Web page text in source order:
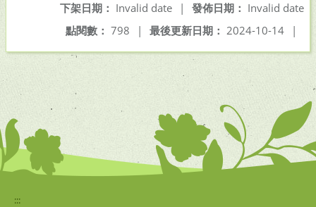
發佈日期： Invalid date
下架日期： Invalid date
|
最後更新日期： 2024-10-14 |
點閱數： 798 |
:::